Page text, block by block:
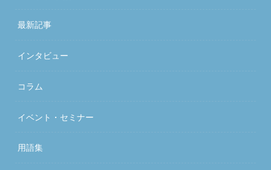
最新記事
インタビュー
コラム
イベント・セミナー
用語集